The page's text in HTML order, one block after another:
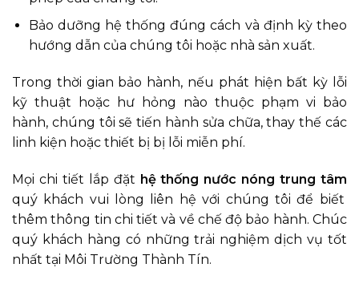
Bảo dưỡng hệ thống đúng cách và định kỳ theo
hướng dẫn của chúng tôi hoặc nhà sản xuất.
Trong thời gian bảo hành, nếu phát hiện bất kỳ lỗi
kỹ thuật hoặc hư hỏng nào thuộc phạm vi bảo
hành, chúng tôi sẽ tiến hành sửa chữa, thay thế các
linh kiện hoặc thiết bị bị lỗi miễn phí.
Mọi chi tiết lắp đặt hệ thống nước nóng trung tâm
quý khách vui lòng liên hệ với chúng tôi để biết
thêm thông tin chi tiết và về chế độ bảo hành. Chúc
quý khách hàng có những trải nghiệm dịch vụ tốt
nhất tại Môi Trường Thành Tín.